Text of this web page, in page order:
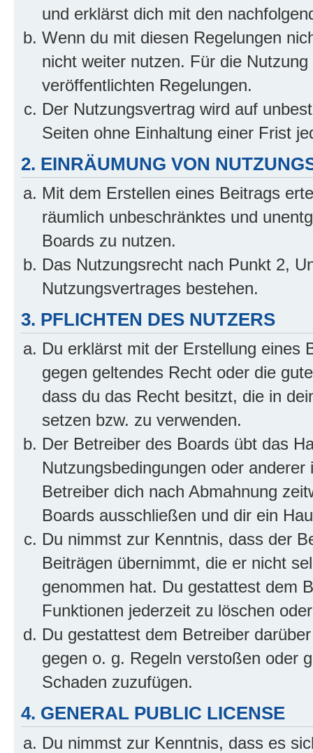
und erklärst dich mit den
Wenn du mit diesen Regelungen
nicht weiter nutzen. Für die
veröffentlichten Regelungen.
Der Nutzungsvertrag wird auf
Seiten ohne Einhaltung einer Frist
2. EINRÄUMUNG VON
Mit dem Erstellen eines Beitrags
räumlich unbeschränktes und
Boards zu nutzen.
Das Nutzungsrecht nach Punkt 2,
Nutzungsvertrages bestehen.
3. PFLICHTEN DES NUTZERS
Du erklärst mit der Erstellung eines
gegen geltendes Recht oder die
dass du das Recht besitzt, die in
setzen bzw. zu verwenden.
Der Betreiber des Boards übt das
Nutzungsbedingungen oder
Betreiber dich nach Abmahnung
Boards ausschließen und dir ein
Du nimmst zur Kenntnis, dass der
Beiträgen übernimmt, die er nicht
genommen hat. Du gestattest dem
Funktionen jederzeit zu löschen
Du gestattest dem Betreiber
gegen o. g. Regeln verstoßen oder
Schaden zuzufügen.
4. GENERAL PUBLIC LICENSE
Du nimmst zur Kenntnis, dass es